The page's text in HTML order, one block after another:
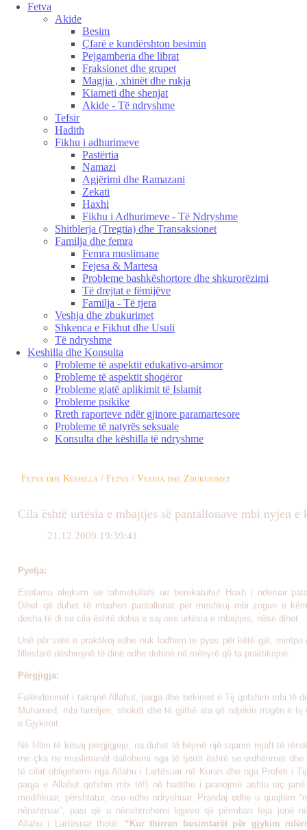
Fetva
Akide
Besim
Çfarë e kundërshton besimin
Pejgamberia dhe librat
Fraksionet dhe grupet
Magjia , xhinët dhe rukja
Kiameti dhe shenjat
Akide - Të ndryshme
Tefsir
Hadith
Fikhu i adhurimeve
Pastërtia
Namazi
Agjërimi dhe Ramazani
Zekati
Haxhi
Fikhu i Adhurimeve - Të Ndryshme
Shitblerja (Tregtia) dhe Transaksionet
Familja dhe femra
Femra muslimane
Fejesa & Martesa
Probleme bashkëshortore dhe shkurorëzimi
Të drejtat e fëmijëve
Familja - Të tjera
Veshja dhe zbukurimet
Shkenca e Fikhut dhe Usuli
Të ndryshme
Keshilla dhe Konsulta
Probleme të aspektit edukativo-arsimor
Probleme të aspektit shoqëror
Probleme gjatë aplikimit të Islamit
Probleme psikike
Rreth raporteve ndër gjinore paramartesore
Probleme të natyrës seksuale
Konsulta dhe këshilla të ndryshme
Fetva dhe Këshilla / Fetva / Veshja dhe Zbukurimet
Cila është urtësia e mbajtjes së pantallonave mbi nyjen e
21.12.2009 19:39:41
Pyetja:
Eselamu alejkum ue rahmetullahi ue berekatuhu! Hoxh i nderuar
Dihet që duhet të mbahen pantallonat për meshkuj mbi zogun e
desha të di se cila është dobia e saj ose urtësia e mbajtjes, nëse dihet.
Unë për vete e praktikoj edhe nuk lodhem te pyes për këtë gjë, mirëpo
fillestarë dëshirojnë të dinë edhe dobinë në mënyrë që ta praktikojnë.
Përgjigja:
Falënderimet i takojnë Allahut, paqja dhe bekimet e Tij qofshim mbi të
Muhamed, mbi familjen, shokët dhe të gjithë ata që ndjekin rrugën e tij
e Gjykimit.
Në fillim të kësaj përgjigjeje, na duhet të bëjmë një sqarim mjaft të
me çka ne muslimanët dallohemi nga të tjerët është se urdhërimet dhe
të cilat obligohemi nga Allahu i Lartësuar në Kuran dhe nga Profeti i
paqja e Allahut qofshin mbi të!) në hadithe i pranojmë ashtu siç
modifikuar, përshtatur, ose edhe ndryshuar. Prandaj edhe u quajtëm
nënshtruar”, pasi që u nënshtrohemi ligjeve që përmban feja jonë
Allahu i Lartësuar thotë: “Kur thirren besimtarët për gjykim